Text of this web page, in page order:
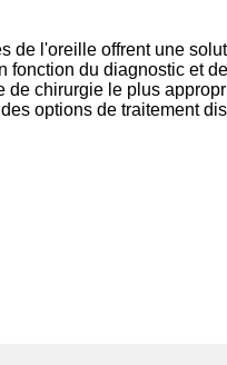
de l'oreille offrent une
fonction du diagnostic et
de chirurgie le plus
options de traitement